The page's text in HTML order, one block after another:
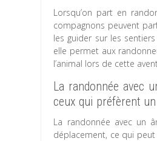
Lorsqu’on part en
compagnons peuvent
les guider sur les
elle permet aux
l’animal lors de cette
La randonnée avec
ceux qui préfèrent
La randonnée avec un
déplacement, ce qui